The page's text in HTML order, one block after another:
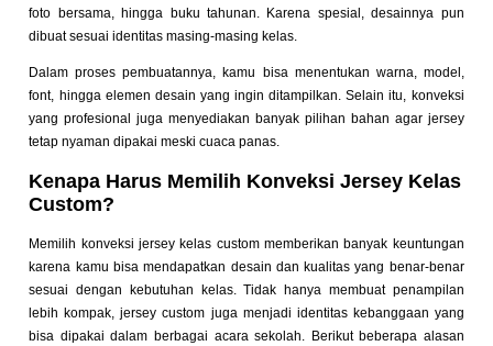
foto bersama, hingga buku tahunan. Karena spesial, desainnya pun
dibuat sesuai identitas masing-masing kelas.
Dalam proses pembuatannya, kamu bisa menentukan warna, model,
font, hingga elemen desain yang ingin ditampilkan. Selain itu, konveksi
yang profesional juga menyediakan banyak pilihan bahan agar jersey
tetap nyaman dipakai meski cuaca panas.
Kenapa Harus Memilih Konveksi Jersey Kelas
Custom?
Memilih konveksi jersey kelas custom memberikan banyak keuntungan
karena kamu bisa mendapatkan desain dan kualitas yang benar-benar
sesuai dengan kebutuhan kelas. Tidak hanya membuat penampilan
lebih kompak, jersey custom juga menjadi identitas kebanggaan yang
bisa dipakai dalam berbagai acara sekolah. Berikut beberapa alasan